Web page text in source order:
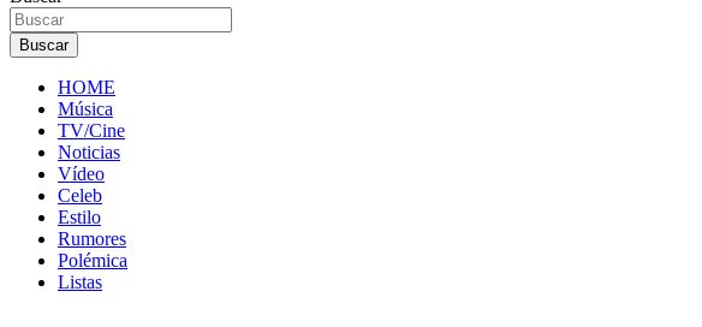
Buscar
HOME
Música
TV/Cine
Noticias
Vídeo
Celeb
Estilo
Rumores
Polémica
Listas